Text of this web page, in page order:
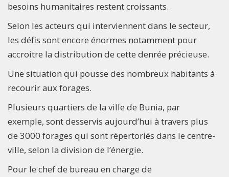
besoins humanitaires restent croissants.
Selon les acteurs qui interviennent dans le secteur,
les défis sont encore énormes notamment pour
accroitre la distribution de cette denrée précieuse.
Une situation qui pousse des nombreux habitants à
recourir aux forages.
Plusieurs quartiers de la ville de Bunia, par
exemple, sont desservis aujourd’hui à travers plus
de 3000 forages qui sont répertoriés dans le centre-
ville, selon la division de l’énergie.
Pour le chef de bureau en charge de